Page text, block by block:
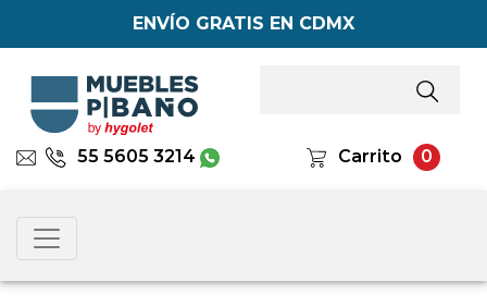
ENVÍO GRATIS EN CDMX
55 5605 3214 Carrito 0